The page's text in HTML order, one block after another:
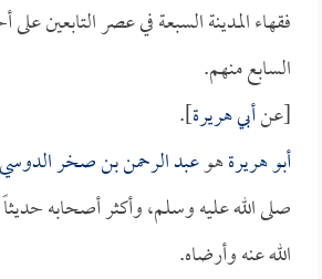
فقهاء المدينة السبعة في عصر التابعين على
السابع منهم.
[عنأبي هريرة].
أبو هريرةهوعبد الرحمن بن صخر الدوسي
صلى الله عليه وسلم، وأكثر أصحابه
الله عنه وأرضاه.